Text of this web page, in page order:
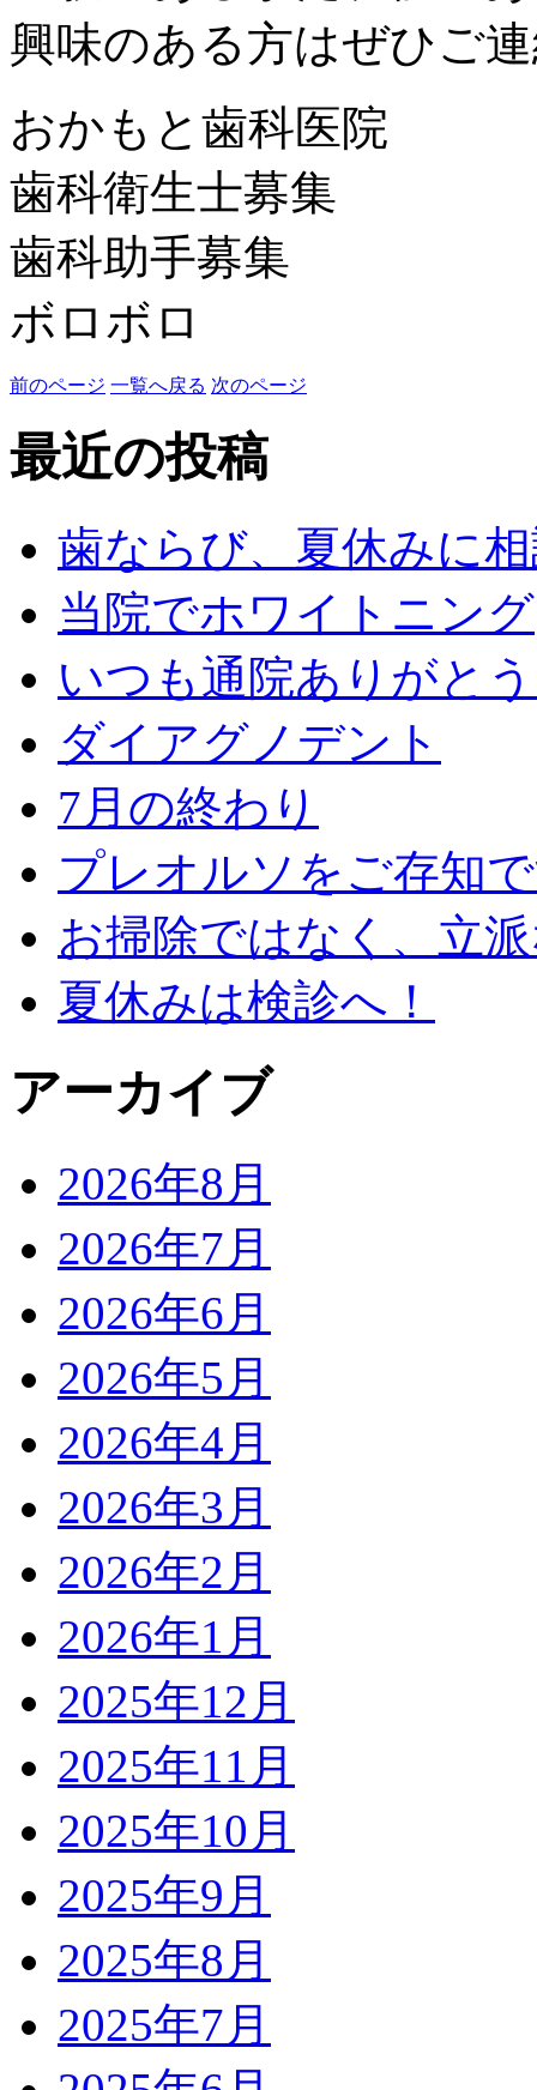
興味のある方はぜひご
おかもと歯科医院
歯科衛生士募集
歯科助手募集
ボロボロ
前のページ 一覧へ戻る 次のページ
最近の投稿
歯ならび、夏休みに
当院でホワイトニング
いつも通院ありがと
ダイアグノデント
7月の終わり
プレオルソをご存知
お掃除ではなく、立
夏休みは検診へ！
アーカイブ
2026年8月
2026年7月
2026年6月
2026年5月
2026年4月
2026年3月
2026年2月
2026年1月
2025年12月
2025年11月
2025年10月
2025年9月
2025年8月
2025年7月